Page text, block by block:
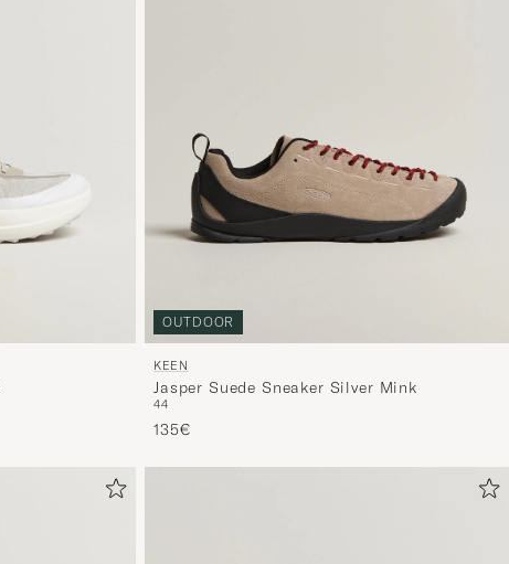
OUTDOOR
KEEN
Jasper Suede Sneaker Silver Mink
44
135€